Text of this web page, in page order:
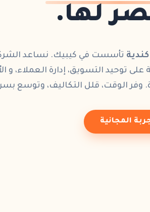
لها.
تأسست في كيبيك. نساعد
على توحيد التسويق، إدارة العملاء، و
وفر الوقت، قلل التكاليف، وتوسع
المجانية